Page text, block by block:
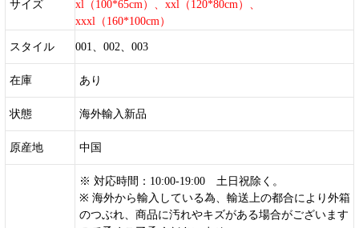
サイズ
xl（100*65cm）、xxl（120*80cm）、
xxxl（160*100cm）
スタイル 001、002、003
在庫 あり
状態 海外輸入新品
原産地 中国
※ 対応時間：10:00-19:00 土日祝除く。
※ 海外から輸入している為、輸送上の都合により外箱
のつぶれ、商品に汚れやキズがある場合がございます